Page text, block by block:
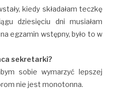
kiedy składałam teczkę
dziesięciu dni musiałam
egzamin wstępny, było to w
sekretarki?
sobie wymarzyć lepszej
nie jest monotonna.